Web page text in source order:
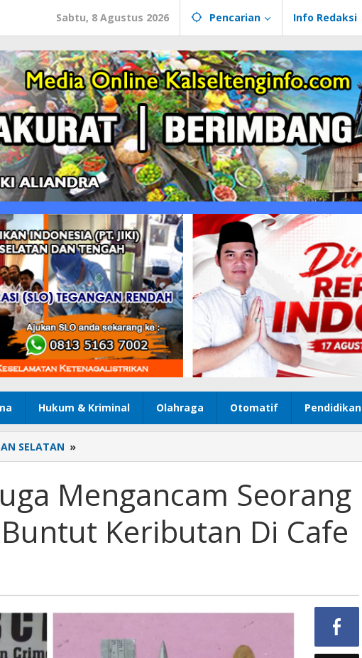
Sabtu, 8 Agustus 2026 Pencarian Info Redaksi
Hukum & Kriminal Olahraga Otomatif Pendidikan
SELATAN »
Diduga
Seorang
Anggota
Polri,
Buntut
Mengancam Seorang
Keributan Di Cafe